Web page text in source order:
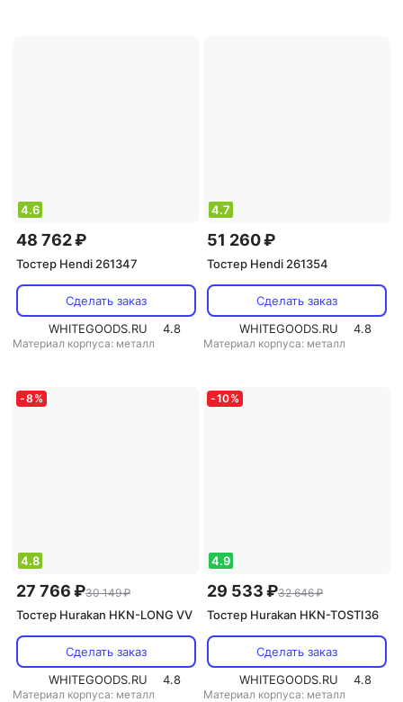
4.6
48 762 ₽
Тостер Hendi 261347
Сделать заказ
WHITEGOODS.RU
4.8
Материал корпуса: металл
4.7
51 260 ₽
Тостер Hendi 261354
Сделать заказ
WHITEGOODS.RU
4.8
Материал корпуса: металл
-8 %
4.8
27 766 ₽30 149 ₽
Тостер Hurakan HKN-LONG VV
Сделать заказ
WHITEGOODS.RU
4.8
Материал корпуса: металл
-10%
4.9
29 533 ₽32 646 ₽
Тостер Hurakan HKN-TOSTI36
Сделать заказ
WHITEGOODS.RU
4.8
Материал корпуса: металл